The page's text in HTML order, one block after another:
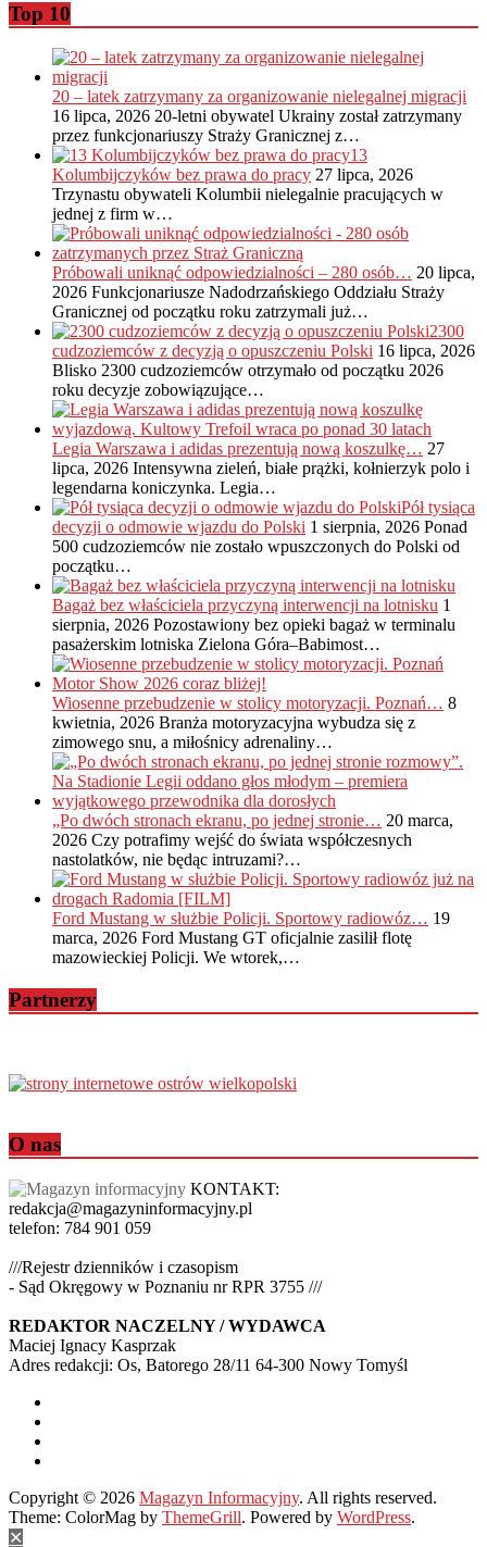
Top 10
20 – latek zatrzymany za organizowanie nielegalnej migracji
16 lipca, 2026 20-letni obywatel Ukrainy został zatrzymany
przez funkcjonariuszy Straży Granicznej z…
13
Kolumbijczyków bez prawa do pracy 27 lipca, 2026
Trzynastu obywateli Kolumbii nielegalnie pracujących w
jednej z firm w…
Próbowali uniknąć odpowiedzialności – 280 osób… 20 lipca,
2026 Funkcjonariusze Nadodrzańskiego Oddziału Straży
Granicznej od początku roku zatrzymali już…
2300
cudzoziemców z decyzją o opuszczeniu Polski 16 lipca, 2026
Blisko 2300 cudzoziemców otrzymało od początku 2026
roku decyzje zobowiązujące…
Legia Warszawa i adidas prezentują nową koszulkę… 27
lipca, 2026 Intensywna zieleń, białe prążki, kołnierzyk polo i
legendarna koniczynka. Legia…
Pół tysiąca
decyzji o odmowie wjazdu do Polski 1 sierpnia, 2026 Ponad
500 cudzoziemców nie zostało wpuszczonych do Polski od
początku…
Bagaż bez właściciela przyczyną interwencji na lotnisku 1
sierpnia, 2026 Pozostawiony bez opieki bagaż w terminalu
pasażerskim lotniska Zielona Góra–Babimost…
Wiosenne przebudzenie w stolicy motoryzacji. Poznań… 8
kwietnia, 2026 Branża motoryzacyjna wybudza się z
zimowego snu, a miłośnicy adrenaliny…
„Po dwóch stronach ekranu, po jednej stronie… 20 marca,
2026 Czy potrafimy wejść do świata współczesnych
nastolatków, nie będąc intruzami?…
Ford Mustang w służbie Policji. Sportowy radiowóz… 19
marca, 2026 Ford Mustang GT oficjalnie zasilił flotę
mazowieckiej Policji. We wtorek,…
Partnerzy
O nas
KONTAKT:
redakcja@magazyninformacyjny.pl
telefon: 784 901 059
///Rejestr dzienników i czasopism
- Sąd Okręgowy w Poznaniu nr RPR 3755 ///
REDAKTOR NACZELNY / WYDAWCA
Maciej Ignacy Kasprzak
Adres redakcji: Os, Batorego 28/11 64-300 Nowy Tomyśl
Copyright © 2026 Magazyn Informacyjny. All rights reserved.
Theme: ColorMag by ThemeGrill. Powered by WordPress.
✕